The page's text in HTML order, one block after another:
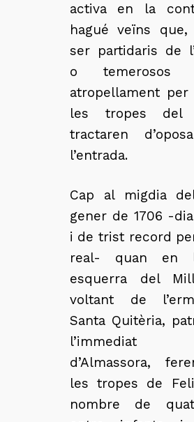
activa en la
hagué veïns
ser partidaris de
o temerosos
atropellament per
les tropes del
tractaren
l’entrada.
Cap al migdia
gener de 1706 -
i de trist record
real- quan en
esquerra del
voltant de
Santa Quitèria,
l’immediat
d’Almassora,
les tropes de
nombre de